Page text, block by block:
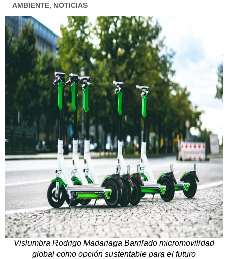
AMBIENTE, NOTICIAS
Vislumbra Rodrigo Madariaga Barrilado micromovilidad
global como opción sustentable para el futuro